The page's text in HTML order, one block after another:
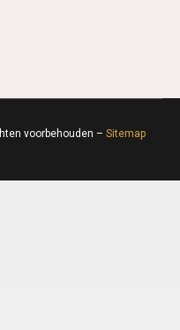
voorbehouden – Sitemap